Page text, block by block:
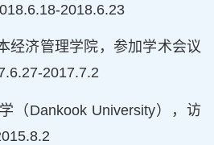
2018.6.23
经济管理学院，参加学术会议
2017.7.2
（Dankook University），访